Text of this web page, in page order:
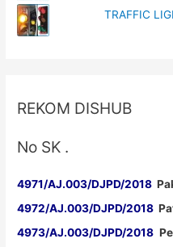
Sulawesi
TKDN
TRAFFIC
REKOM DISHUB
No SK .
4971/AJ.003/DJPD/2018
4972/AJ.003/DJPD/2018
4973/AJ.003/DJPD/2018